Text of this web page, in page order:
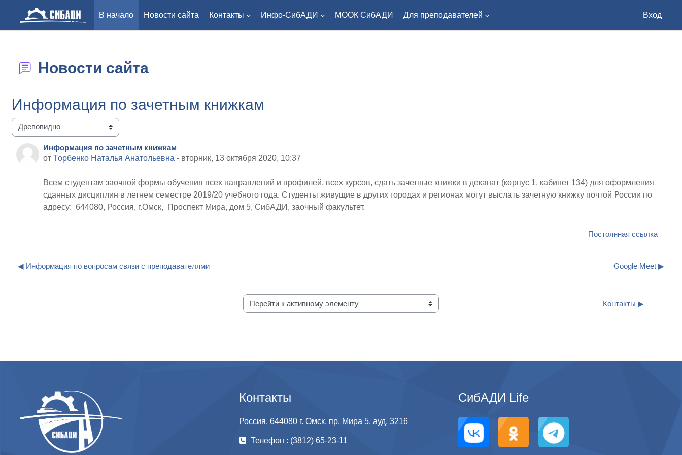
В начало Новости сайта Контакты Инфо-СибАДИ МООК СибАДИ Для преподавателей Вход
Новости сайта
Информация по зачетным книжкам
Режим отображения
Информация по зачетным книжкам
от Торбенко Наталья Анатольевна - вторник, 13 октября 2020, 10:37
Количество ответов: 0
Всем студентам заочной формы обучения всех направлений и профилей, всех курсов, сдать зачетные книжки в деканат (корпус 1, кабинет 134) для оформления
сданных дисциплин в летнем семестре 2019/20 учебного года. Студенты живущие в других городах и регионах могут выслать зачетную книжку почтой России по
адресу: 644080, Россия, г.Омск, Проспект Мира, дом 5, СибАДИ, заочный факультет.
Постоянная ссылка
◀︎ Информация по вопросам связи с преподавателями Google Meet ▶︎
Перейти к активному элементу
Контакты ▶︎
Контакты
Россия, 644080 г. Омск, пр. Мира 5, ауд. 3216
Телефон : (3812) 65-23-11
СибАДИ Life